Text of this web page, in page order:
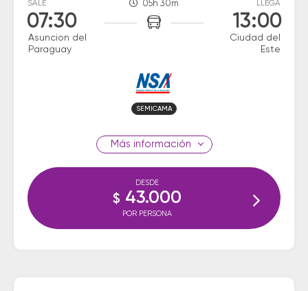
SALE
07:30
Asuncion del
Paraguay
05h 30m LLEGA
13:00
Ciudad del
Este
SEMICAMA
información
DESDE
$ 43.000
POR PERSONA